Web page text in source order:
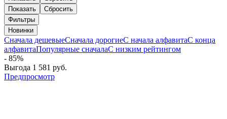
Показать
Сбросить
Фильтры
Новинки
Сначала дешевыеСначала дорогиеС начала алфавитаС конца
алфавитаПопулярные сначалаС низким рейтингом
- 85%
Выгода 1 581 руб.
Предпросмотр